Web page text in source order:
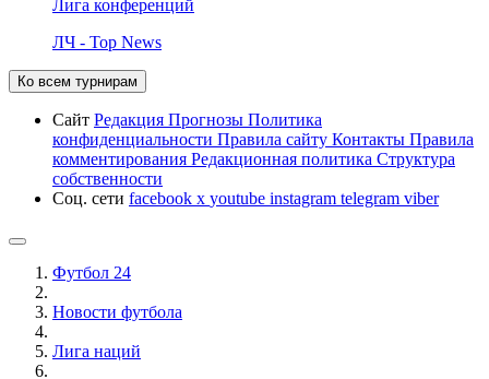
Лига конференций
ЛЧ - Top News
Ко всем турнирам
Сайт Редакция Прогнозы Политика
конфиденциальности Правила сайту Контакты Правила
комментирования Редакционная политика Структура
собственности
Соц. сети facebook x youtube instagram telegram viber
Футбол 24
Новости футбола
Лига наций